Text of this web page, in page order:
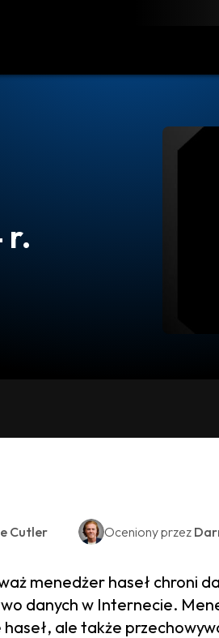
r.
Cutler Oceniony przez
menedżer haseł chroni
danych w Internecie.
ale także